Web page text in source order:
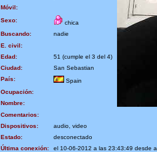
Móvil:
Sexo:
chica
Buscando:
nadie
E. civil:
Edad:
51 (cumple el 3 del 4)
Ciudad:
San Sebastian
País:
Spain
Ocupación:
Nombre:
Comentarios:
Dispositivos:
audio, video
Estado:
desconectado
Última conexión:
el 10-06-2012 a las 23:43:49 desde